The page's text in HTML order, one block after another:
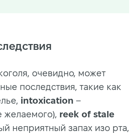
очевидно, может
последствия, такие как
intoxication –
желаемого), reek of stale
неприятный запах изо рта,